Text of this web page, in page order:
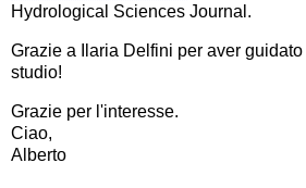
Hydrological Sciences Journal.
Grazie a Ilaria Delfini per aver
studio!
Grazie per l'interesse.
Ciao,
Alberto